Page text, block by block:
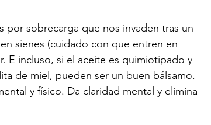
por sobrecarga que nos invaden tras un
sienes (cuidado con que entren en
E incluso, si el aceite es quimiotipado y
de miel, pueden ser un buen bálsamo.
y físico. Da claridad mental y elimina